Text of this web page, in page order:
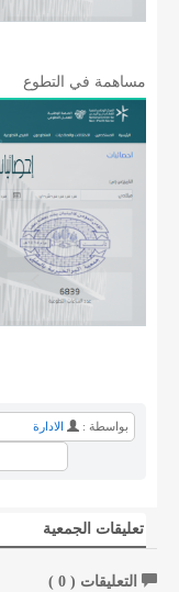
مساهمة في التطوع
بواسطة : الادارة
تعليقات الجمعية
التعليقات ( 0
)